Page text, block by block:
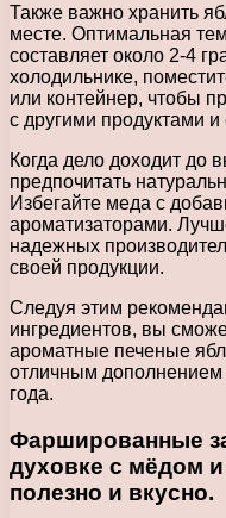
Также важно хранить
месте. Оптимальная
составляет около 2-4
холодильнике,
или контейнер, чтобы
с другими продуктами и
Когда дело доходит до
предпочитать
Избегайте меда с
ароматизаторами.
надежных
своей продукции.
Следуя этим
ингредиентов, вы
ароматные печеные
отличным
года.
Фаршированные
духовке с мёдом
полезно и вкусно.